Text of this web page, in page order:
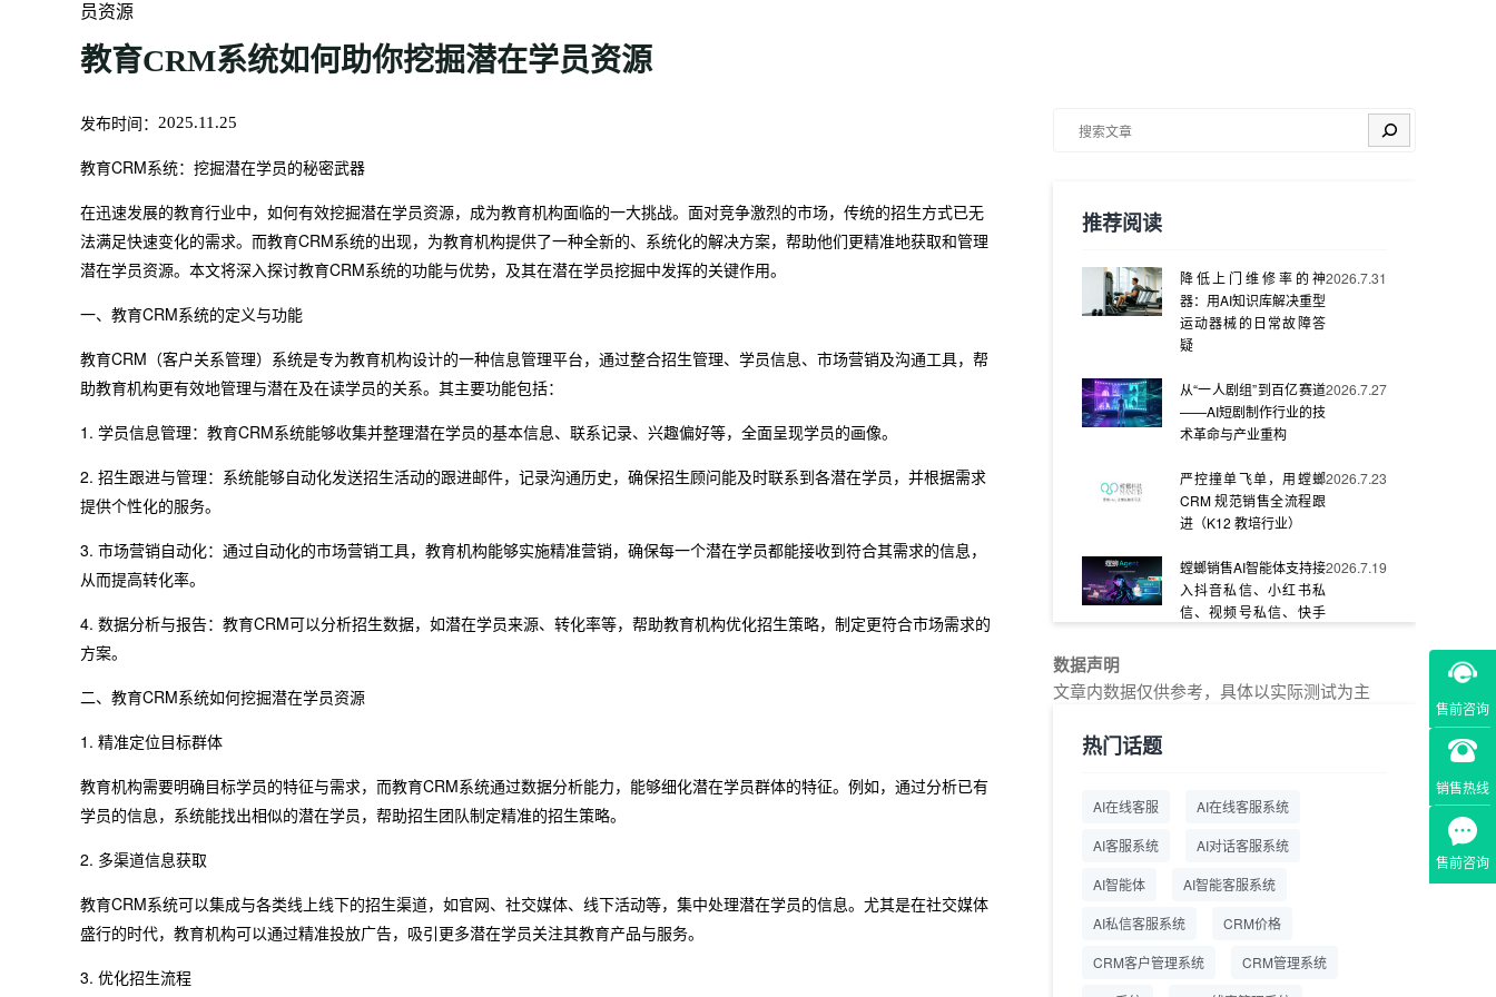
售前咨询
销售热线
售前咨询
员资源
教育CRM系统如何助你挖掘潜在学员资源
发布时间： 2025.11.25
教育CRM系统：挖掘潜在学员的秘密武器
在迅速发展的教育行业中，如何有效挖掘潜在学员资源，成为教育机构面临的一大挑战。面对竞争激烈的市场，传统的招生方式已无
法满足快速变化的需求。而教育CRM系统的出现，为教育机构提供了一种全新的、系统化的解决方案，帮助他们更精准地获取和管理
潜在学员资源。本文将深入探讨教育CRM系统的功能与优势，及其在潜在学员挖掘中发挥的关键作用。
一、教育CRM系统的定义与功能
教育CRM（客户关系管理）系统是专为教育机构设计的一种信息管理平台，通过整合招生管理、学员信息、市场营销及沟通工具，帮
助教育机构更有效地管理与潜在及在读学员的关系。其主要功能包括：
1. 学员信息管理：教育CRM系统能够收集并整理潜在学员的基本信息、联系记录、兴趣偏好等，全面呈现学员的画像。
2. 招生跟进与管理：系统能够自动化发送招生活动的跟进邮件，记录沟通历史，确保招生顾问能及时联系到各潜在学员，并根据需求
提供个性化的服务。
3. 市场营销自动化：通过自动化的市场营销工具，教育机构能够实施精准营销，确保每一个潜在学员都能接收到符合其需求的信息，
从而提高转化率。
4. 数据分析与报告：教育CRM可以分析招生数据，如潜在学员来源、转化率等，帮助教育机构优化招生策略，制定更符合市场需求的
方案。
二、教育CRM系统如何挖掘潜在学员资源
1. 精准定位目标群体
教育机构需要明确目标学员的特征与需求，而教育CRM系统通过数据分析能力，能够细化潜在学员群体的特征。例如，通过分析已有
学员的信息，系统能找出相似的潜在学员，帮助招生团队制定精准的招生策略。
2. 多渠道信息获取
教育CRM系统可以集成与各类线上线下的招生渠道，如官网、社交媒体、线下活动等，集中处理潜在学员的信息。尤其是在社交媒体
盛行的时代，教育机构可以通过精准投放广告，吸引更多潜在学员关注其教育产品与服务。
3. 优化招生流程
搜索
推荐阅读
降低上门维修率的神
器：用AI知识库解决重型
运动器械的日常故障答
疑
2026.7.31
从“一人剧组”到百亿赛道
——AI短剧制作行业的技
术革命与产业重构
2026.7.27
严控撞单飞单，用螳螂
CRM 规范销售全流程跟
进（K12 教培行业）
2026.7.23
螳螂销售AI智能体支持接
入抖音私信、小红书私
信、视频号私信、快手
2026.7.19
螳螂系统专为K12/职业
交：螳螂科技销售AI智能
一站式SCRM系统企微
全流程
商用SCRM系统企微工2026.7.14
数据声明
文章内数据仅供参考，具体以实际测试为主
热门话题
AI在线客服 AI在线客服系统
AI客服系统 AI对话客服系统
AI智能体 AI智能客服系统
AI私信客服系统 CRM价格
CRM客户管理系统 CRM管理系统